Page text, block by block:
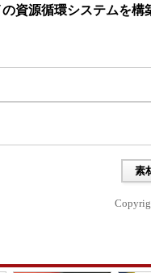
資源循環システムを構
素